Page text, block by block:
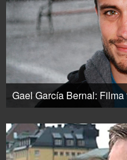
Gael García Bernal: Filma